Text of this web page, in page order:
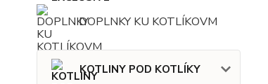
DOPLNKY KU KOTLÍKOVM
KOTLINY POD KOTLÍKY